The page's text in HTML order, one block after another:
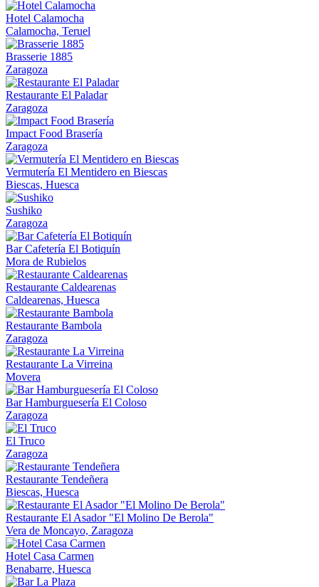
Hotel Calamocha
Calamocha, Teruel
Brasserie 1885
Zaragoza
Restaurante El Paladar
Zaragoza
Impact Food Brasería
Zaragoza
Vermutería El Mentidero en Biescas
Biescas, Huesca
Sushiko
Zaragoza
Bar Cafetería El Botiquín
Mora de Rubielos
Restaurante Caldearenas
Caldearenas, Huesca
Restaurante Bambola
Zaragoza
Restaurante La Virreina
Movera
Bar Hamburguesería El Coloso
Zaragoza
El Truco
Zaragoza
Restaurante Tendeñera
Biescas, Huesca
Restaurante El Asador "El Molino De Berola"
Vera de Moncayo, Zaragoza
Hotel Casa Carmen
Benabarre, Huesca